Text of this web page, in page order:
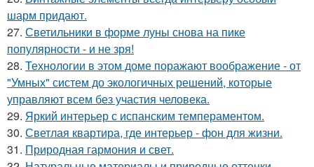
шарм придают.
27. Светильники в форме луны снова на пике
популярности - и не зря!
28. Технологии в этом доме поражают воображение - от
"Умных" систем до экологичных решений, которые
управляют всем без участия человека.
29. Яркий интерьер с испанским темпераментом.
30. Светлая квартира, где интерьер - фон для жизни.
31. Природная гармония и свет.